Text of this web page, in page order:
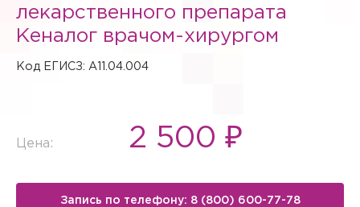
лекарственного препарата
Кеналог врачом-хирургом
Код ЕГИСЗ: A11.04.004
Цена: 2 500 ₽
Запись по телефону: 8 (800) 600-77-78